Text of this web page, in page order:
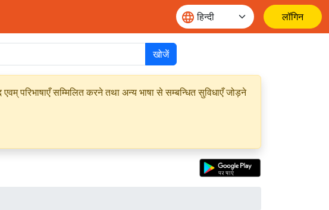
लॉगिन
खोजें
परिभाषाएँ सम्मिलित करने तथा अन्य भाषा से सम्बन्धित सुविधाएँ जोड़ने